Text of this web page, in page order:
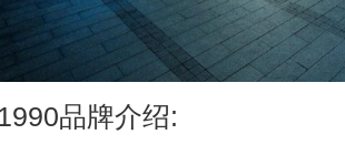
品牌介绍: